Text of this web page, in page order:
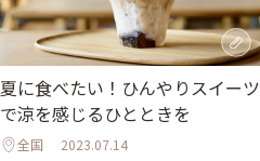
夏に食べたい！ひんやりスイーツ
で涼を感じるひとときを
全国 2023.07.14